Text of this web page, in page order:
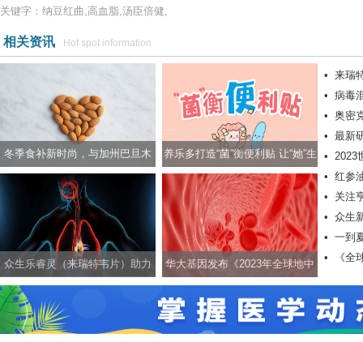
关键字：纳豆红曲,高血脂,汤臣倍健,
相关资讯 Hot spot information
冬季食补新时尚，与加州巴旦木
一起养生养颜两不误
养乐多打造“菌”衡便利贴 让“她”生
活更轻松
众生乐睿灵（来瑞特韦片）助力
科学应对新冠等呼吸道疾病
华大基因发布《2023年全球地中
• 来瑞
• 病毒
力抗击
• 奥密
有效降
• 最新
肤癌
• 2023
• 红参
• 关注
• 众生
康护航
• 一到
•
《全